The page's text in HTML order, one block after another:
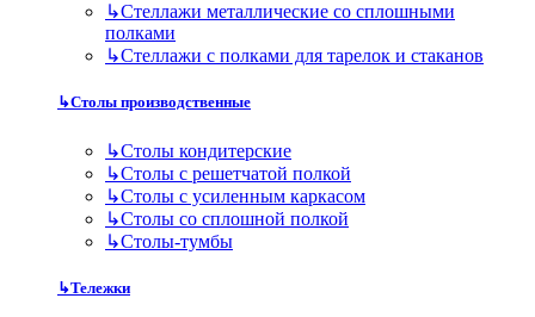
↳Стеллажи металлические со сплошными
полками
↳Стеллажи с полками для тарелок и стаканов
↳Столы производственные
↳Столы кондитерские
↳Столы с решетчатой полкой
↳Столы с усиленным каркасом
↳Столы со сплошной полкой
↳Столы-тумбы
↳Тележки